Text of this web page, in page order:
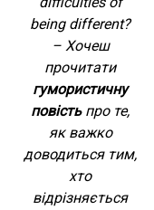
being different?
– Хочеш
прочитати
гумористичну
повістьпро те,
як важко
доводиться тим,
хто
відрізняється